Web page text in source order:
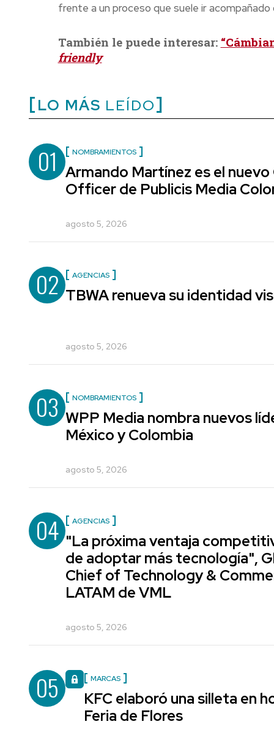
frente a un proceso que suele ir
También le puede interesar:
friendly
LO MÁS LEÍDO
01 NOMBRAMIENTOS
Armando Martínez es el
Officer de Publicis Media
agosto 5, 2026
02 AGENCIAS
TBWA renueva su identidad
agosto 5, 2026
03 NOMBRAMIENTOS
WPP Media nombra nuevos
México y Colombia
agosto 5, 2026
04 AGENCIAS
"La próxima ventaja
de adoptar más tecnología",
Chief of Technology &
LATAM de VML
agosto 5, 2026
05 MARCAS
KFC elaboró una silleta en
Feria de Flores